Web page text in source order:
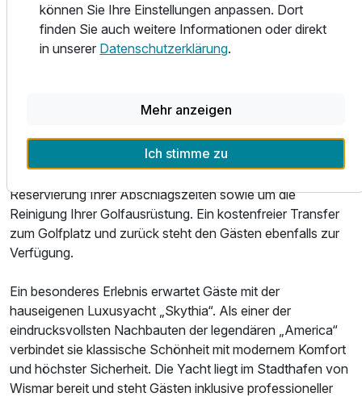
Freizeit in Wendorf und Umgebung
Nur 8 Kilometer vom Schlosshotel entfernt liegt die
spektakulären und prämierten Linkscourse WINSTONlinks
sowie der 9-Löcher-Anlage WINSTONkranich bietet sie
Golfern jeder Spielklasse die passende Herausforderung.
Das Team des Schlosshotels kümmert sich gerne um die
Reservierung Ihrer Abschlagszeiten sowie um die
Reinigung Ihrer Golfausrüstung. Ein kostenfreier Transfer
zum Golfplatz und zurück steht den Gästen ebenfalls zur
Verfügung.
Ein besonderes Erlebnis erwartet Gäste mit der
hauseigenen Luxusyacht „Skythia“. Als einer der
eindrucksvollsten Nachbauten der legendären „America“
verbindet sie klassische Schönheit mit modernem Komfort
und höchster Sicherheit. Die Yacht liegt im Stadthafen von
Wismar bereit und steht Gästen inklusive professioneller
können Sie Ihre Einstellungen anpassen. Dort
finden Sie auch weitere Informationen oder direkt
in unserer Datenschutzerklärung.
Mehr anzeigen
Ich stimme zu